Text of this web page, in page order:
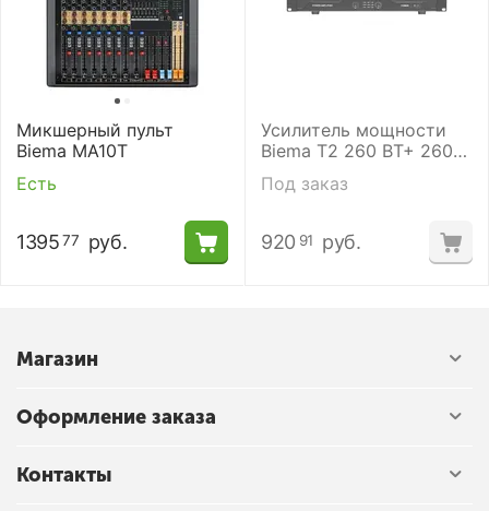
Микшерный пульт
Biema MA10T
Есть
1395 77 руб.
Усилитель мощности
Biema T2 260 ВТ+ 260
ВТ
Под заказ
920 91 руб.
Магазин
Оформление заказа
Контакты